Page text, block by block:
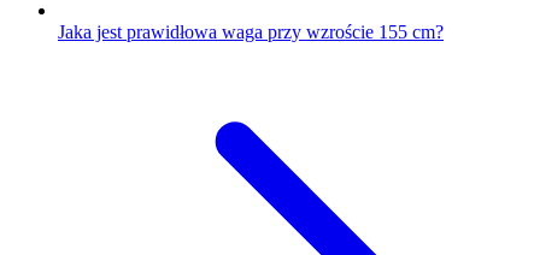
Jaka jest prawidłowa waga przy wzroście 155 cm?